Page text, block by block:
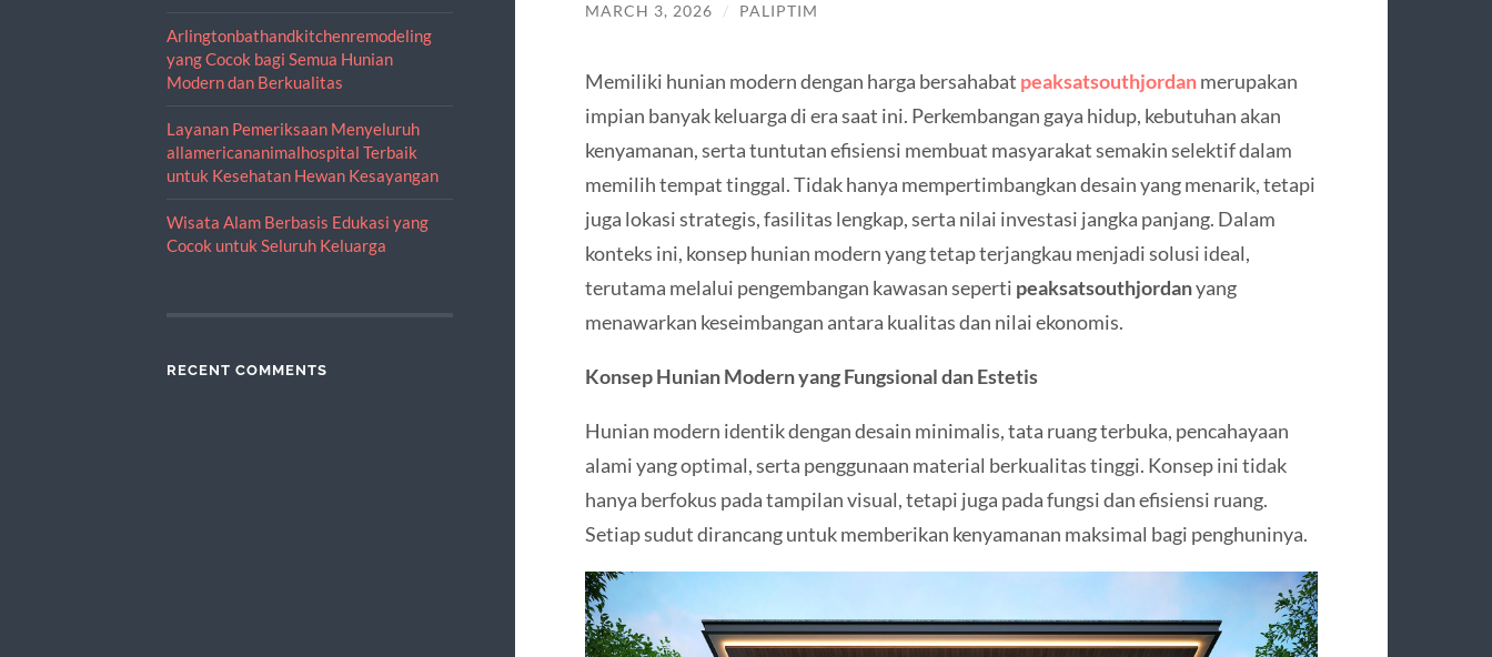
Arlingtonbathandkitchenremodeling
yang Cocok bagi Semua Hunian
Modern dan Berkualitas
Layanan Pemeriksaan Menyeluruh
allamericananimalhospital Terbaik
untuk Kesehatan Hewan Kesayangan
Wisata Alam Berbasis Edukasi yang
Cocok untuk Seluruh Keluarga
RECENT COMMENTS
MARCH 3, 2026 / PALIPTIM
Memiliki hunian modern dengan harga bersahabat peaksatsouthjordanmerupakan
impian banyak keluarga di era saat ini. Perkembangan gaya hidup, kebutuhan akan
kenyamanan, serta tuntutan efisiensi membuat masyarakat semakin selektif dalam
memilih tempat tinggal. Tidak hanya mempertimbangkan desain yang menarik, tetapi
juga lokasi strategis, fasilitas lengkap, serta nilai investasi jangka panjang. Dalam
konteks ini, konsep hunian modern yang tetap terjangkau menjadi solusi ideal,
terutama melalui pengembangan kawasan seperti peaksatsouthjordanyang
menawarkan keseimbangan antara kualitas dan nilai ekonomis.
Konsep Hunian Modern yang Fungsional dan Estetis
Hunian modern identik dengan desain minimalis, tata ruang terbuka, pencahayaan
alami yang optimal, serta penggunaan material berkualitas tinggi. Konsep ini tidak
hanya berfokus pada tampilan visual, tetapi juga pada fungsi dan efisiensi ruang.
Setiap sudut dirancang untuk memberikan kenyamanan maksimal bagi penghuninya.